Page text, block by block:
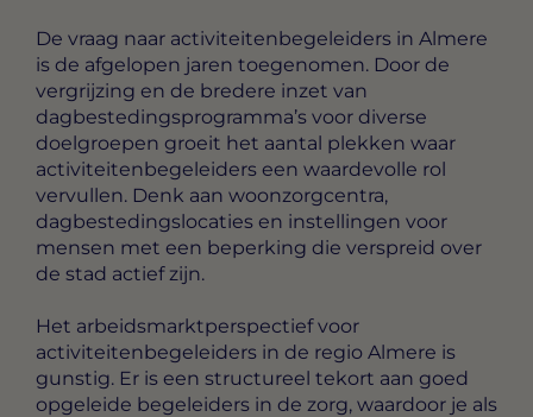
De vraag naar activiteitenbegeleiders in Almere
is de afgelopen jaren toegenomen. Door de
vergrijzing en de bredere inzet van
dagbestedingsprogramma’s voor diverse
doelgroepen groeit het aantal plekken waar
activiteitenbegeleiders een waardevolle rol
vervullen. Denk aan woonzorgcentra,
dagbestedingslocaties en instellingen voor
mensen met een beperking die verspreid over
de stad actief zijn.
Het arbeidsmarktperspectief voor
activiteitenbegeleiders in de regio Almere is
gunstig. Er is een structureel tekort aan goed
opgeleide begeleiders in de zorg, waardoor je als